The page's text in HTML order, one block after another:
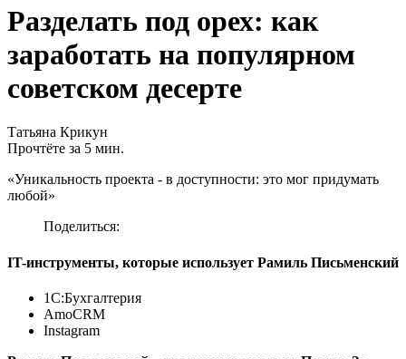
Разделать под орех: как
заработать на популярном
советском десерте
Татьяна Крикун
Прочтёте за 5 мин.
«Уникальность проекта - в доступности: это мог придумать
любой»
Поделиться:
IT-инструменты, которые использует Рамиль Письменский
1С:Бухгалтерия
AmoCRM
Instagram